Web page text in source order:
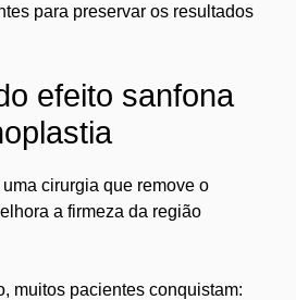
para preservar os resultados
efeito sanfona
cirurgia que remove o
a firmeza da região
muitos pacientes conquistam: